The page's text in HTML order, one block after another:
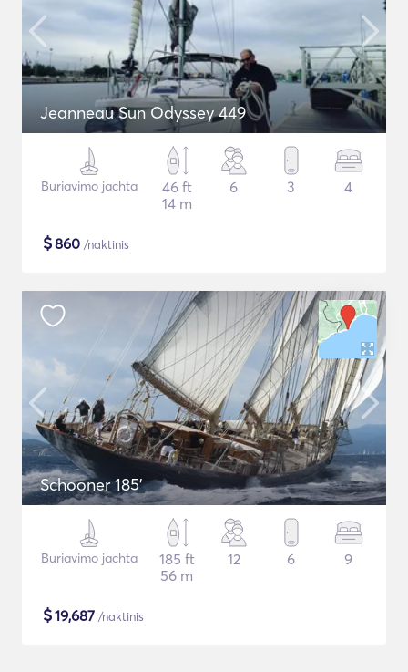
Jeanneau Sun Odyssey 449
Buriavimo jachta
46 ft
14 m
6 3 4
$860 /naktinis
Schooner 185'
Buriavimo jachta
185 ft
56 m
12 6 9
$19,687 /naktinis